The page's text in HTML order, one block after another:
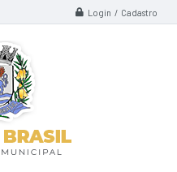
Login / Cadastro